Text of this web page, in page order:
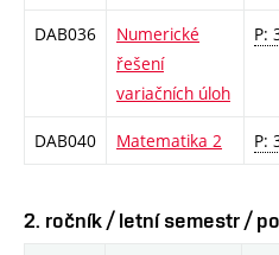
DAB036
Numerické
řešení
variačních úloh
P:
DAB040 Matematika 2 P:
2. ročník / letní semestr /